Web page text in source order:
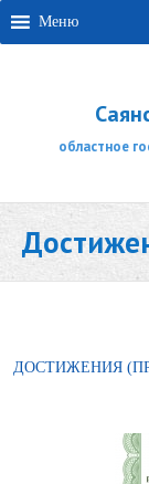
Меню
областное
ДОСТИЖЕНИЯ